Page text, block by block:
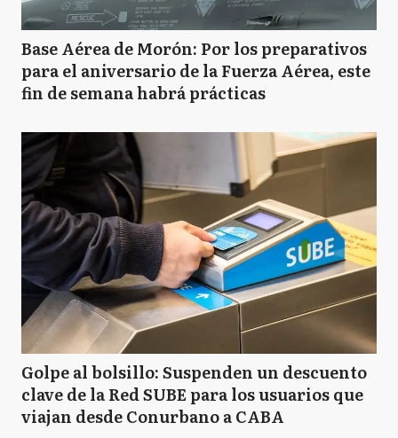
BJ Benito Juarez
B Berazategui
B Berisso
B Bolívar
B Bragado
B Brandsen
Base Aérea de Morón: Por los preparativos
para el aniversario de la Fuerza Aérea, este
fin de semana habrá prácticas
Golpe al bolsillo: Suspenden un descuento
clave de la Red SUBE para los usuarios que
viajan desde Conurbano a CABA